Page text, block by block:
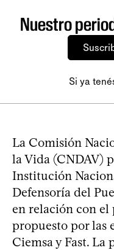
Nuestro
Si ya
La Comisión
la Vida (CNDAV)
Institución
Defensoría del
en relación con
propuesto por las
Ciemsa y Fast. La